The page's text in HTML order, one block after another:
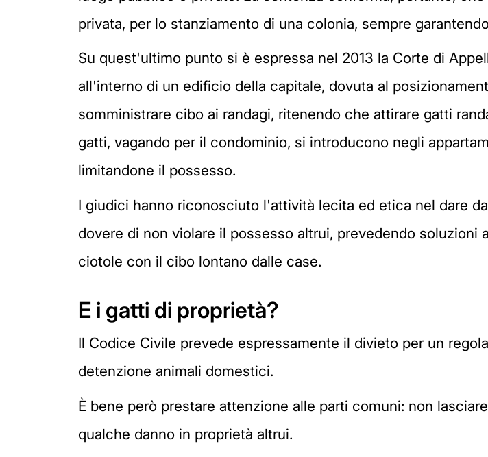
privata, per lo stanziamento di una colonia, sempre
Su quest'ultimo punto si è espressa nel 2013 la Corte di
all'interno di un edificio della capitale, dovuta al
somministrare cibo ai randagi, ritenendo che attirare gatti
gatti, vagando per il condominio, si introducono negli
limitandone il possesso.
I giudici hanno riconosciuto l'attività lecita ed etica nel dare
dovere di non violare il possesso altrui, prevedendo
ciotole con il cibo lontano dalle case.
E i gatti di proprietà?
Il Codice Civile prevede espressamente il divieto per un
detenzione animali domestici.
È bene però prestare attenzione alle parti comuni: non
qualche danno in proprietà altrui.